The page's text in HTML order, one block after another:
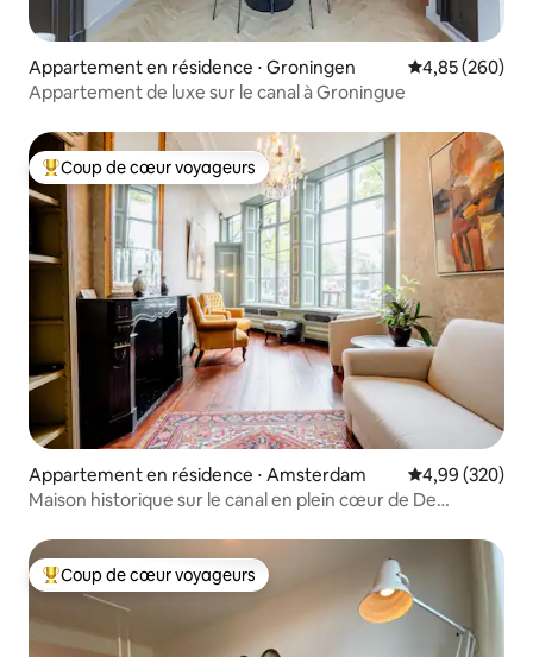
Appartement en résidence ⋅ Groningen Évaluation
4,85 (260)
Appartement de luxe sur le canal à Groningue
Coups de cœur voyageurs les plus appréciés
Coup de cœur voyageurs
Appartement en résidence ⋅ Amsterdam Évaluation
4,99 (320)
Maison historique sur le canal en plein cœur de De
Coups de cœur voyageurs les plus appréciés
Coup de cœur voyageurs